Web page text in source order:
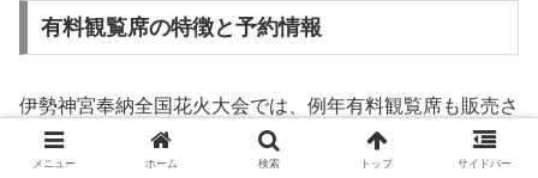
有料観覧席の特徴と予約情報
伊勢神宮奉納全国花火大会では、例年有料観覧席も販売さ
れます。
有料席を利用すれば、場所取りの必要がなく、比較的快適
メニュー ホーム 検索 トップ サイドバー